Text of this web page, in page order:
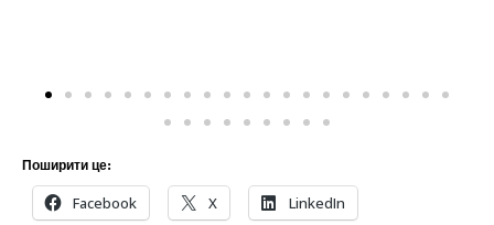
Поширити це:
Facebook X LinkedIn